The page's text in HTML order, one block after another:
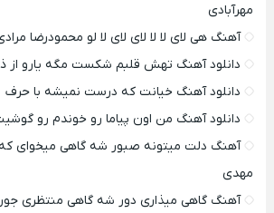
مهرآبادی
آهنگ هی لای لا لا لای لای لا لو محمودرضا
دانلود آهنگ تهش قلبم شکست مگه یارو از
دانلود آهنگ خیانت که درست نمیشه با حرف
دانلود آهنگ من اون پیاما رو خوندم رو
آهنگ دلت میتونه صبور شه گاهی میخوای
مهدی
آهنگ گاهی میذاری دور شه گاهی منتظری